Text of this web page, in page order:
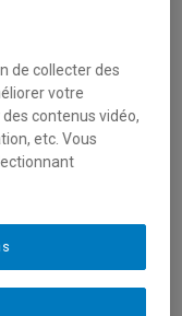
de collecter des
votre
contenus vidéo,
etc. Vous